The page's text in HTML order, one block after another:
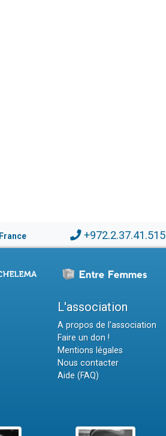
France +972.2.37.41.515
L'association
A propos de l'association
Faire un don !
Mentions légales
Nous contacter
Aide (FAQ)